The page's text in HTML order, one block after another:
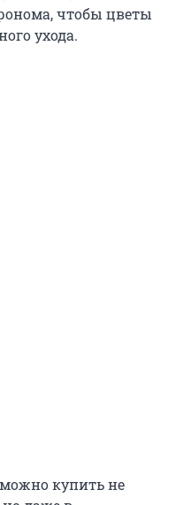
чтобы цветы
ухода.
купить не